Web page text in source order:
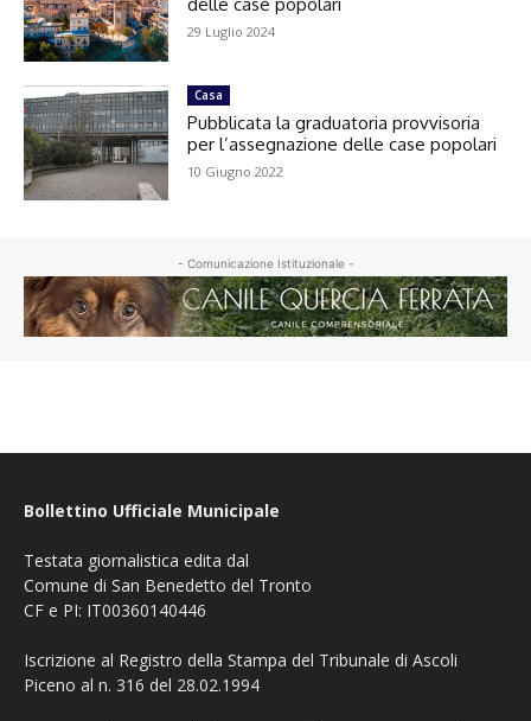
29 Luglio 2024
Casa
Pubblicata la graduatoria provvisoria
per l’assegnazione delle case popolari
10 Giugno 2022
- Comunicazione Istituzionale -
Bollettino Ufficiale Municipale
Testata giornalistica edita dal
Comune di San Benedetto del Tronto
CF e PI: IT00360140446
Iscrizione al Registro della Stampa del Tribunale di Ascoli
Piceno al n. 316 del 28.02.1994